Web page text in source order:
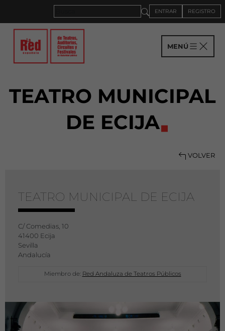
ENTRAR REGISTRO
MENÚ
TEATRO MUNICIPAL
DE ECIJA
VOLVER
TEATRO MUNICIPAL DE ECIJA
C/ Comedias, 10
41400 Ecija
Sevilla
Andalucía
Miembro de: Red Andaluza de Teatros Públicos